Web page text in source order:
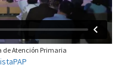
de Atención Primaria